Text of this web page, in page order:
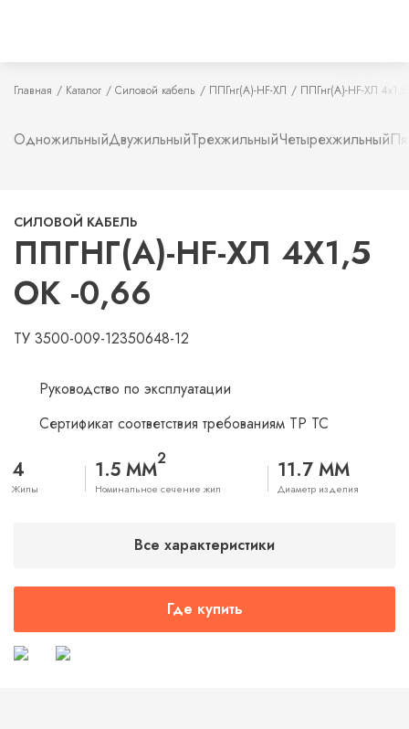
Главная Каталог Силовой кабель ППГнг(А)-HF-ХЛ ППГнг(А)-HF-ХЛ
ОдножильныйДвужильныйТрехжильныйЧетырехжильный
СИЛОВОЙ КАБЕЛЬ
ППГНГ(А)-HF-ХЛ 4Х1,5
ОК -0,66
ТУ 3500-009-12350648-12
Руководство по эксплуатации
Сертификат соответствия требованиям ТР ТС
4
Жилы
1.5 ММ2
Номинальное сечение жил
11.7 ММ
Диаметр изделия
Все характеристики
Где купить